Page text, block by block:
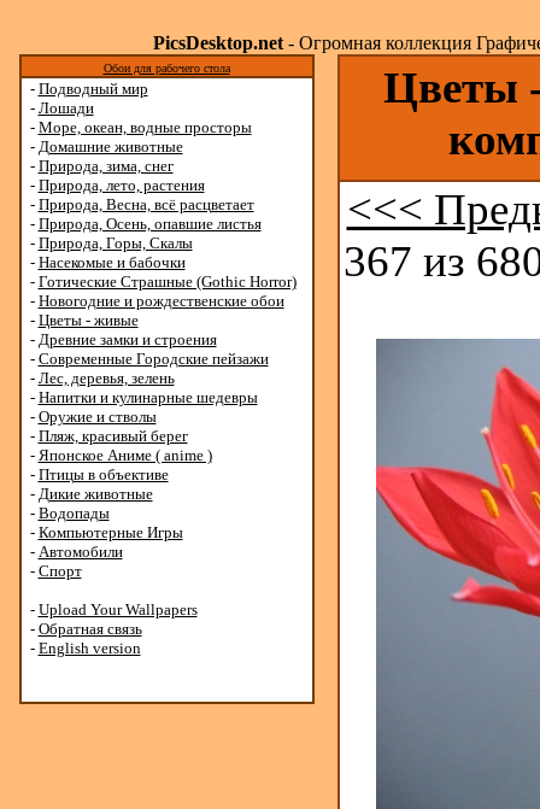
PicsDesktop.net- Огромная коллекция
Обои для рабочего стола
- Подводный мир
- Лошади
- Море, океан, водные просторы
- Домашние животные
- Природа, зима, снег
- Природа, лето, растения
- Природа, Весна, всё расцветает
- Природа, Осень, опавшие листья
- Природа, Горы, Скалы
- Насекомые и бабочки
- Готические Страшные (Gothic Horror)
- Новогодние и рождественские обои
- Цветы - живые
- Древние замки и строения
- Современные Городские пейзажи
- Лес, деревья, зелень
- Напитки и кулинарные шедевры
- Оружие и стволы
- Пляж, красивый берег
- Японское Аниме ( anime )
- Птицы в объективе
- Дикие животные
- Водопады
- Компьютерные Игры
- Автомобили
- Спорт
- Upload Your Wallpapers
- Обратная связь
- English version
Цветы -
<<<
367 из